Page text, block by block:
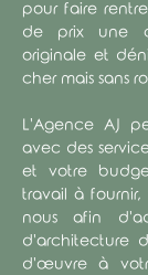
pour faire
de prix une
originale et
cher mais sans
L'Agence AJ
avec des
et votre
travail à
nous afin
d'architecture
d'œuvre à